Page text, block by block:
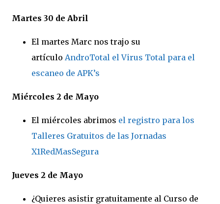
Martes 30 de Abril
El martes Marc nos trajo su
artículo AndroTotal el Virus Total para el
escaneo de APK’s
Miércoles 2 de Mayo
El miércoles abrimos el registro para los
Talleres Gratuitos de las Jornadas
X1RedMasSegura
Jueves 2 de Mayo
¿Quieres asistir gratuitamente al Curso de